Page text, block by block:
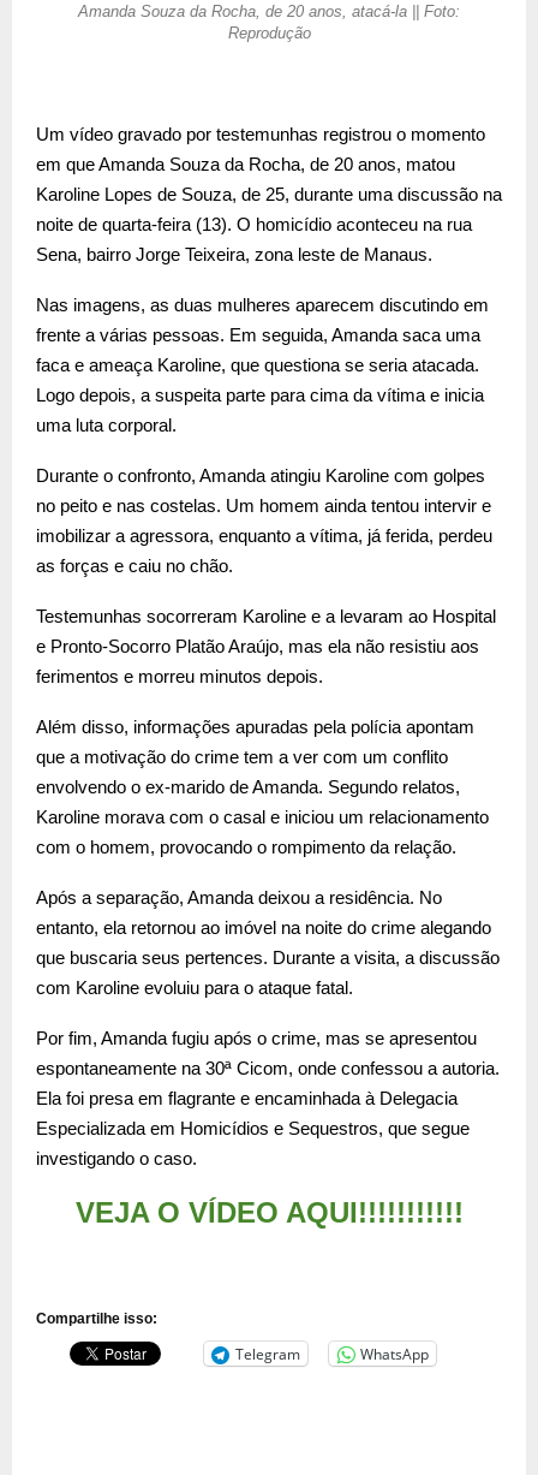
Amanda Souza da Rocha, de 20 anos, atacá-la || Foto:
Reprodução
Um vídeo gravado por testemunhas registrou o momento
em que Amanda Souza da Rocha, de 20 anos, matou
Karoline Lopes de Souza, de 25, durante uma discussão na
noite de quarta-feira (13). O homicídio aconteceu na rua
Sena, bairro Jorge Teixeira, zona leste de Manaus.
Nas imagens, as duas mulheres aparecem discutindo em
frente a várias pessoas. Em seguida, Amanda saca uma
faca e ameaça Karoline, que questiona se seria atacada.
Logo depois, a suspeita parte para cima da vítima e inicia
uma luta corporal.
Durante o confronto, Amanda atingiu Karoline com golpes
no peito e nas costelas. Um homem ainda tentou intervir e
imobilizar a agressora, enquanto a vítima, já ferida, perdeu
as forças e caiu no chão.
Testemunhas socorreram Karoline e a levaram ao Hospital
e Pronto-Socorro Platão Araújo, mas ela não resistiu aos
ferimentos e morreu minutos depois.
Além disso, informações apuradas pela polícia apontam
que a motivação do crime tem a ver com um conflito
envolvendo o ex-marido de Amanda. Segundo relatos,
Karoline morava com o casal e iniciou um relacionamento
com o homem, provocando o rompimento da relação.
Após a separação, Amanda deixou a residência. No
entanto, ela retornou ao imóvel na noite do crime alegando
que buscaria seus pertences. Durante a visita, a discussão
com Karoline evoluiu para o ataque fatal.
Por fim, Amanda fugiu após o crime, mas se apresentou
espontaneamente na 30ª Cicom, onde confessou a autoria.
Ela foi presa em flagrante e encaminhada à Delegacia
Especializada em Homicídios e Sequestros, que segue
investigando o caso.
VEJA O VÍDEO AQUI!!!!!!!!!!!
Compartilhe isso:
Telegram WhatsApp